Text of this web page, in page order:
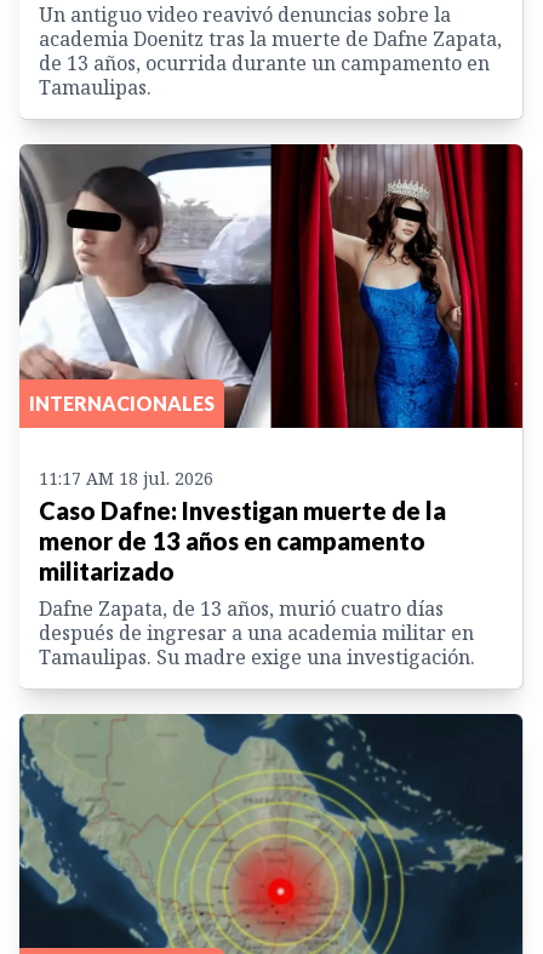
Un antiguo video reavivó denuncias sobre la
academia Doenitz tras la muerte de Dafne Zapata,
de 13 años, ocurrida durante un campamento en
Tamaulipas.
INTERNACIONALES
11:17 AM 18 jul. 2026
Caso Dafne: Investigan muerte de la
menor de 13 años en campamento
militarizado
Dafne Zapata, de 13 años, murió cuatro días
después de ingresar a una academia militar en
Tamaulipas. Su madre exige una investigación.